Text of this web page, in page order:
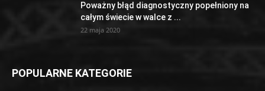
Poważny błąd diagnostyczny popełniony na
całym świecie w walce z ...
22 maja 2020
POPULARNE KATEGORIE